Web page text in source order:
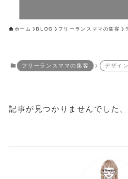
ホーム BLOG フリーランスママの集客
フリーランスママの集客 デザイン
記事が見つかりませんでした。